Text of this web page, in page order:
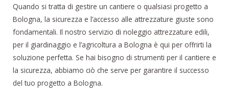
Quando si tratta di gestire un cantiere o qualsiasi progetto a
Bologna, la sicurezza e l’accesso alle attrezzature giuste sono
fondamentali. Il nostro servizio di noleggio attrezzature edili,
per il giardinaggio e l’agricoltura a Bologna è qui per offrirti la
soluzione perfetta. Se hai bisogno di strumenti per il cantiere e
la sicurezza, abbiamo ciò che serve per garantire il successo
del tuo progetto a Bologna.